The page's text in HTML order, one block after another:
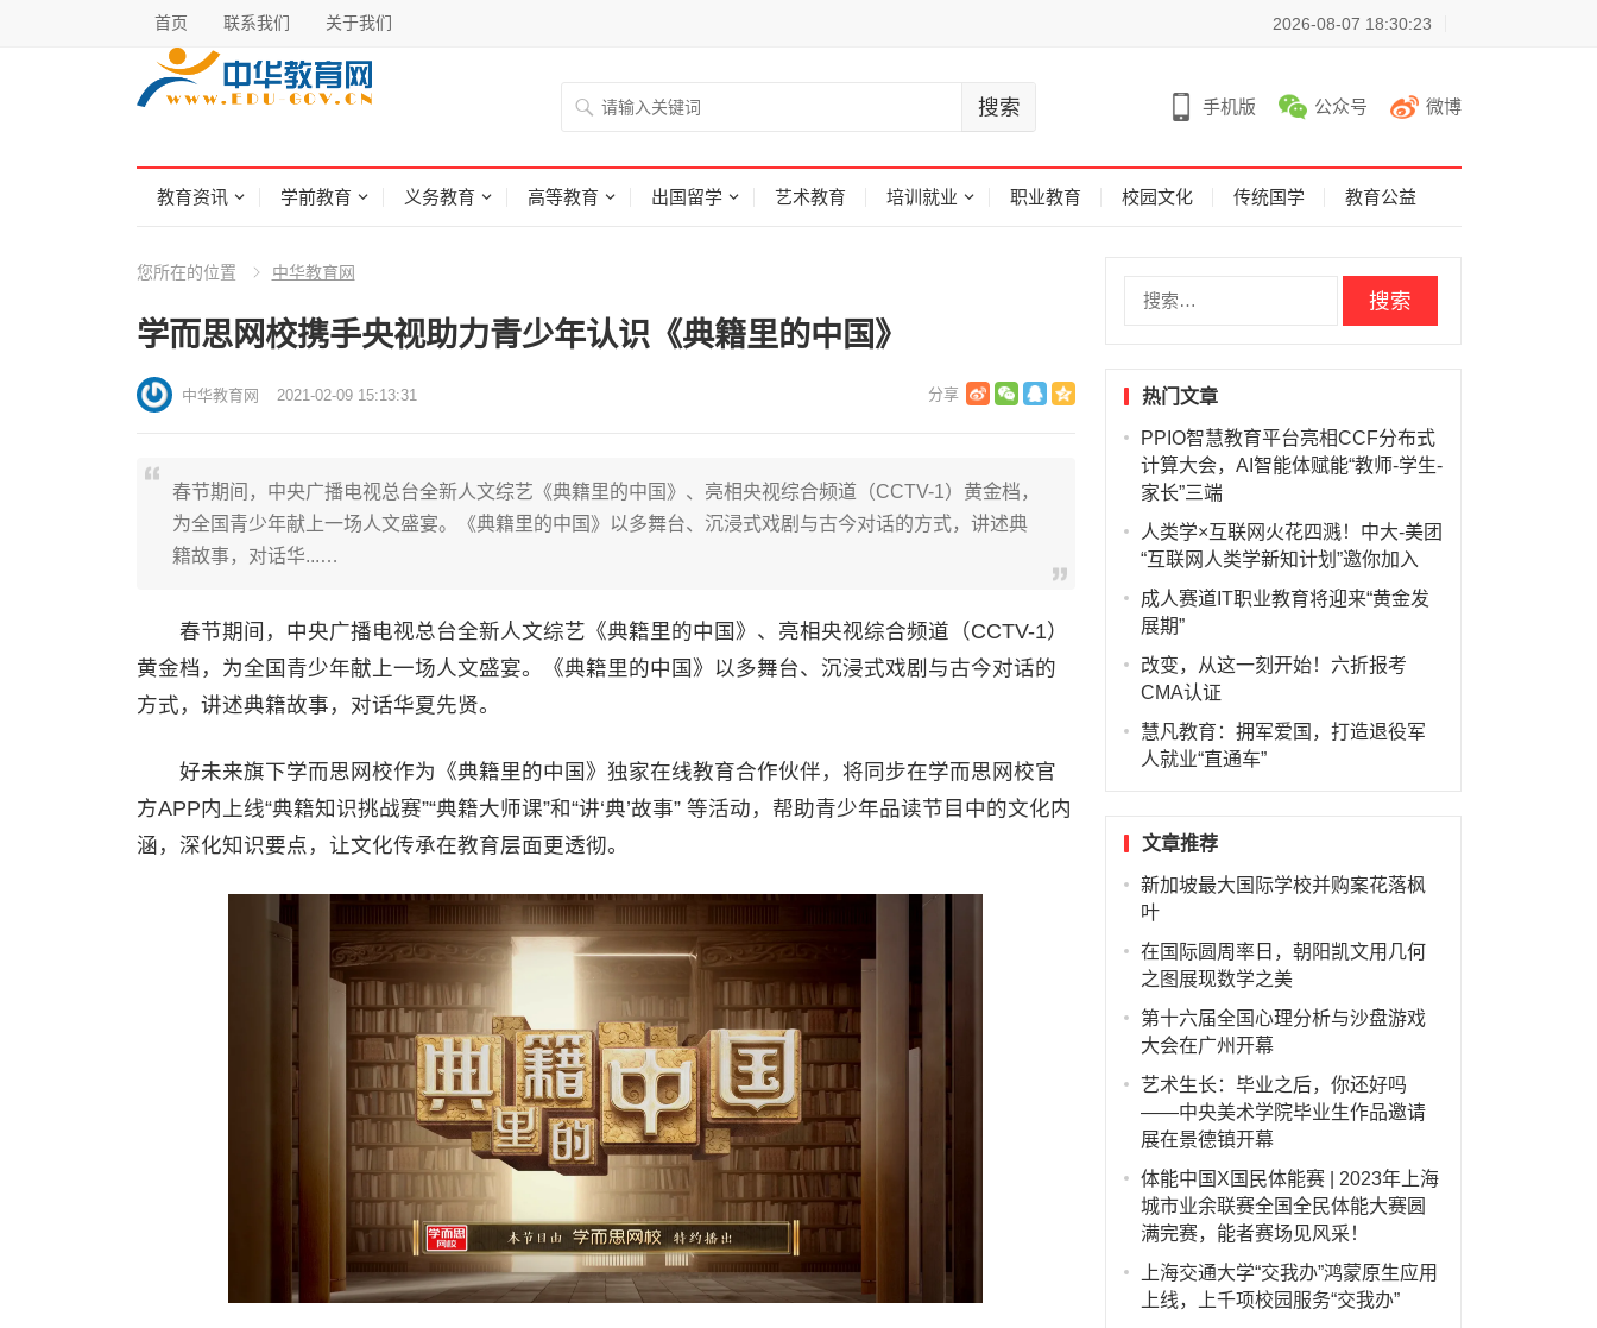
首页 联系我们 关于我们 2026-08-07 18:30:23
手机版 公众号 微博
教育资讯 学前教育 义务教育 高等教育 出国留学 艺术教育 培训就业 职业教育 校园文化 传统国学 教育公益
您所在的位置 中华教育网
学而思网校携手央视助力青少年认识《典籍里的中国》
中华教育网 2021-02-09 15:13:31
春节期间，中央广播电视总台全新人文综艺《典籍里的中国》、亮相央视综合频道（CCTV-1）黄金档，
为全国青少年献上一场人文盛宴。《典籍里的中国》以多舞台、沉浸式戏剧与古今对话的方式，讲述典
籍故事，对话华...…
春节期间，中央广播电视总台全新人文综艺《典籍里的中国》、亮相央视综合频道（CCTV-1）
黄金档，为全国青少年献上一场人文盛宴。《典籍里的中国》以多舞台、沉浸式戏剧与古今对话的
方式，讲述典籍故事，对话华夏先贤。
好未来旗下学而思网校作为《典籍里的中国》独家在线教育合作伙伴，将同步在学而思网校官
方APP内上线“典籍知识挑战赛”“典籍大师课”和“讲‘典’故事” 等活动，帮助青少年品读节目中的文化内
涵，深化知识要点，让文化传承在教育层面更透彻。
热门文章
PPIO智慧教育平台亮相CCF分布式
计算大会，AI智能体赋能“教师-学生-
家长”三端
人类学×互联网火花四溅！中大-美团
“互联网人类学新知计划”邀你加入
成人赛道IT职业教育将迎来“黄金发
展期”
改变，从这一刻开始！六折报考
CMA认证
慧凡教育：拥军爱国，打造退役军
人就业“直通车”
文章推荐
新加坡最大国际学校并购案花落枫
叶
在国际圆周率日，朝阳凯文用几何
之图展现数学之美
第十六届全国心理分析与沙盘游戏
大会在广州开幕
艺术生长：毕业之后，你还好吗
——中央美术学院毕业生作品邀请
展在景德镇开幕
体能中国X国民体能赛 | 2023年上海
城市业余联赛全国全民体能大赛圆
满完赛，能者赛场见风采！
上海交通大学“交我办”鸿蒙原生应用
上线，上千项校园服务“交我办”